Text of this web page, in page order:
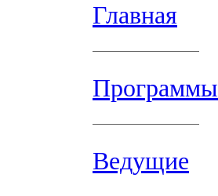
Главная
Программы
Ведущие